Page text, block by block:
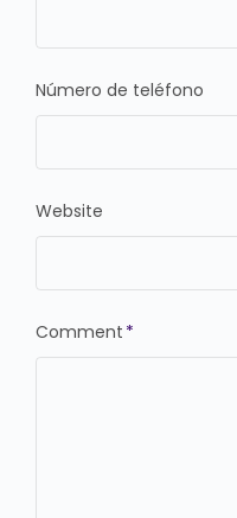
Número de teléfono
Website
Comment *